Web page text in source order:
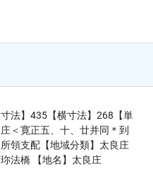
法】435【横寸法】268【単
＜寛正五、十、廿并同＊到
領支配【地域分類】太良庄
法橋 【地名】太良庄